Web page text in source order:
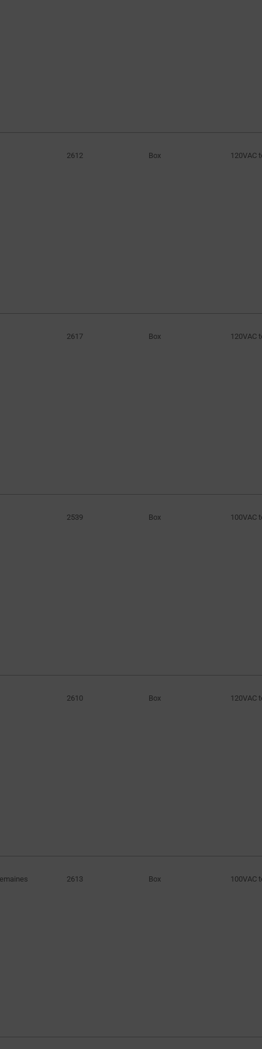
2612 Box 120VAC
2617 Box 120VAC
2539 Box 100VAC
2610 Box 120VAC
2613 Box 100VAC